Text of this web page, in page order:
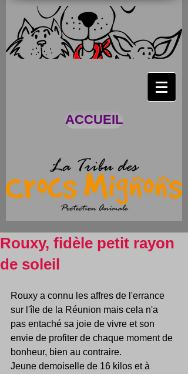
ACCUEIL
Rouxy, fidèle petit rayon
de soleil
Rouxy a connu les affres de l'errance
sur l'île de la Réunion mais cela n'a
pas entaché sa joie de vivre et son
envie de profiter de chaque moment de
bonheur, bien au contraire.
Jeune demoiselle de 16 kilos et à